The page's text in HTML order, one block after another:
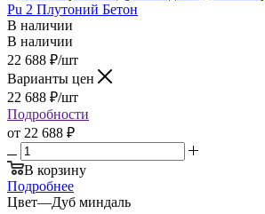
Pu 2 Плутоний Бетон
В наличии
В наличии
22 688 ₽/шт
Варианты цен
22 688 ₽/шт
Подробности
от 22 688 ₽
В корзину
Подробнее
Цвет—Дуб миндаль